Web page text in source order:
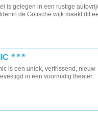
is gelegen in een rustige
de Gotische wijk maakt dit
is een uniek, verfrissend, nieuw
in een voormalig theater.